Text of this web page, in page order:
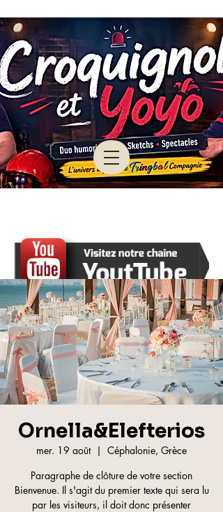
Ornella&Elefterios
mer. 19 août
  |
Céphalonie, Grèce
Paragraphe de clôture de votre section
Bienvenue. Il s'agit du premier texte qui sera lu
par les visiteurs, il doit donc présenter